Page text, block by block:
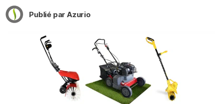
Publié par Azurio